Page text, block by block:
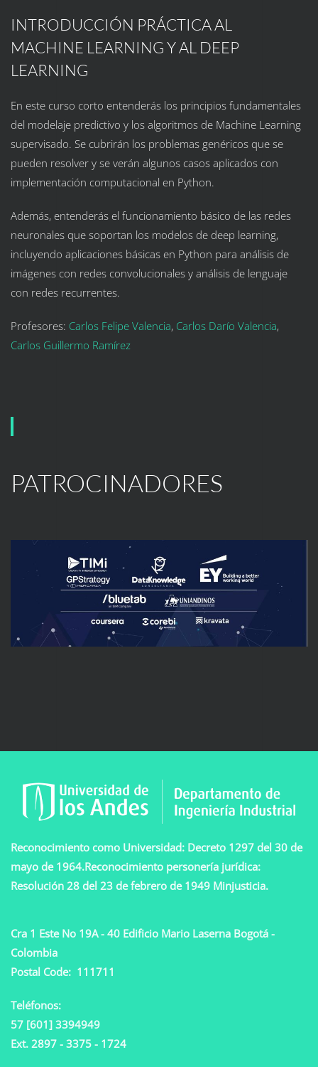
INTRODUCCIÓN PRÁCTICA AL
MACHINE LEARNING Y AL DEEP
LEARNING
En este curso corto entenderás los principios fundamentales
del modelaje predictivo y los algoritmos de Machine Learning
supervisado. Se cubrirán los problemas genéricos que se
pueden resolver y se verán algunos casos aplicados con
implementación computacional en Python.
Además, entenderás el funcionamiento básico de las redes
neuronales que soportan los modelos de deep learning,
incluyendo aplicaciones básicas en Python para análisis de
imágenes con redes convolucionales y análisis de lenguaje
con redes recurrentes.
Profesores: Carlos Felipe Valencia, Carlos Darío Valencia,
Carlos Guillermo Ramírez
PATROCINADORES
Reconocimiento como Universidad: Decreto 1297 del 30 de
mayo de 1964.Reconocimiento personería jurídica:
Resolución 28 del 23 de febrero de 1949 Minjusticia.
Cra 1 Este No 19A - 40 Edificio Mario Laserna Bogotá -
Colombia
Postal Code: 111711
Teléfonos:
57 [601] 3394949
Ext. 2897 - 3375 - 1724